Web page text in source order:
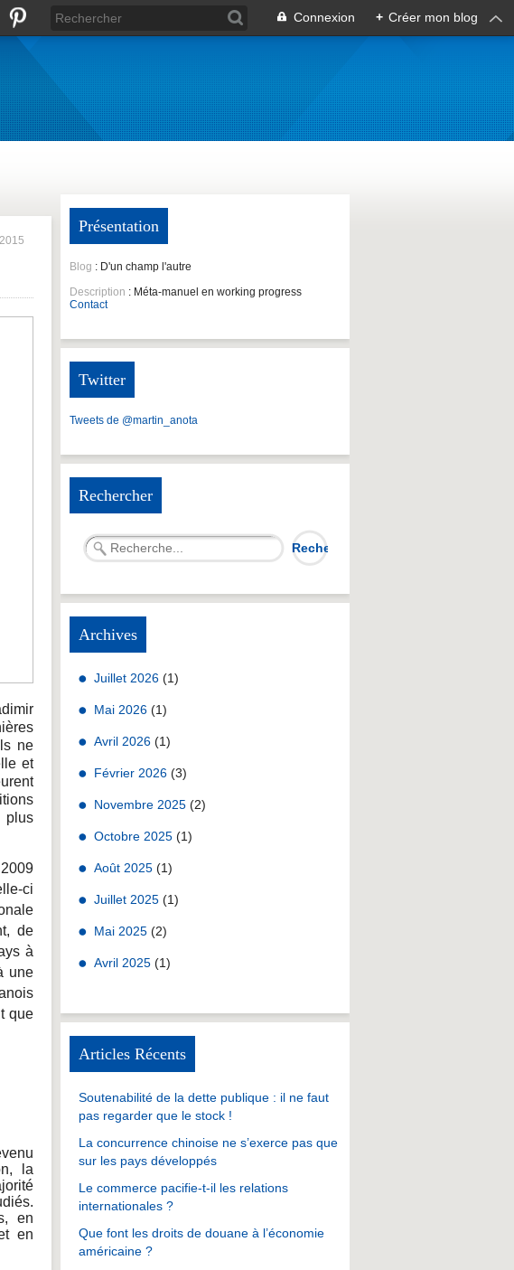
Connexion + Créer mon blog
ne
et
plus
ci
de
à
une
que
la
en
en
Présentation
Blog : D'un champ l'autre
Description : Méta-manuel en working progress
Contact
Twitter
Tweets de @martin_anota
Rechercher
Archives
Juillet 2026 (1)
Mai 2026 (1)
Avril 2026 (1)
Février 2026 (3)
Novembre 2025 (2)
Octobre 2025 (1)
Août 2025 (1)
Juillet 2025 (1)
Mai 2025 (2)
Avril 2025 (1)
Articles Récents
Soutenabilité de la dette publique : il ne faut
pas regarder que le stock !
La concurrence chinoise ne s’exerce pas que
sur les pays développés
Le commerce pacifie-t-il les relations
internationales ?
Que font les droits de douane à l’économie
américaine ?